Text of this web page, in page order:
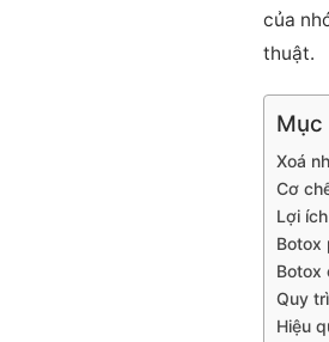
của
thuật.
Mục
Xoá
Cơ
Lợi
Botox
Botox
Quy
Hiệu